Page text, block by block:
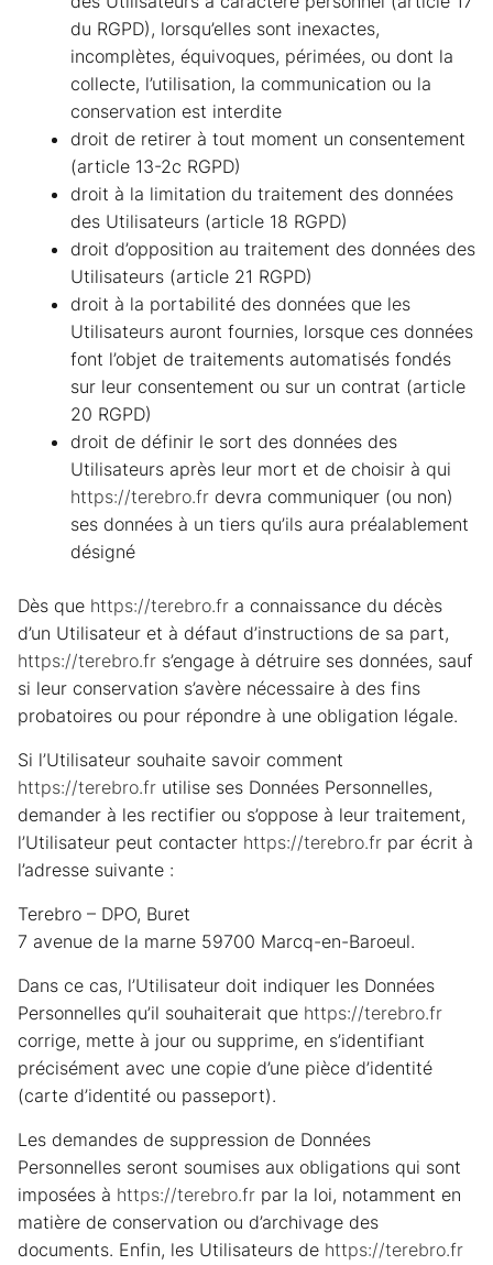
du RGPD), lorsqu’elles sont inexactes,
incomplètes, équivoques, périmées, ou dont la
collecte, l’utilisation, la communication ou la
conservation est interdite
droit de retirer à tout moment un consentement
(article 13-2c RGPD)
droit à la limitation du traitement des données
des Utilisateurs (article 18 RGPD)
droit d’opposition au traitement des données des
Utilisateurs (article 21 RGPD)
droit à la portabilité des données que les
Utilisateurs auront fournies, lorsque ces données
font l’objet de traitements automatisés fondés
sur leur consentement ou sur un contrat (article
20 RGPD)
droit de définir le sort des données des
Utilisateurs après leur mort et de choisir à qui
https://terebro.fr devra communiquer (ou non)
ses données à un tiers qu’ils aura préalablement
désigné
Dès que https://terebro.fr a connaissance du décès
d’un Utilisateur et à défaut d’instructions de sa part,
https://terebro.fr s’engage à détruire ses données, sauf
si leur conservation s’avère nécessaire à des fins
probatoires ou pour répondre à une obligation légale.
Si l’Utilisateur souhaite savoir comment
https://terebro.fr utilise ses Données Personnelles,
demander à les rectifier ou s’oppose à leur traitement,
l’Utilisateur peut contacter https://terebro.fr par écrit à
l’adresse suivante :
Terebro – DPO, Buret
7 avenue de la marne 59700 Marcq-en-Baroeul.
Dans ce cas, l’Utilisateur doit indiquer les Données
Personnelles qu’il souhaiterait que https://terebro.fr
corrige, mette à jour ou supprime, en s’identifiant
précisément avec une copie d’une pièce d’identité
(carte d’identité ou passeport).
Les demandes de suppression de Données
Personnelles seront soumises aux obligations qui sont
imposées à https://terebro.fr par la loi, notamment en
matière de conservation ou d’archivage des
documents. Enfin, les Utilisateurs de https://terebro.fr